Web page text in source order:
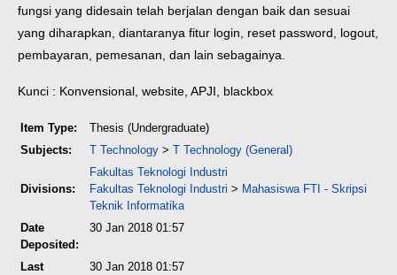
fungsi yang didesain telah berjalan dengan baik dan sesuai
yang diharapkan, diantaranya fitur login, reset password, logout,
pembayaran, pemesanan, dan lain sebagainya.
Kunci : Konvensional, website, APJI, blackbox
Item Type:
Thesis (Undergraduate)
Subjects:
T Technology > T Technology (General)
Divisions:
Fakultas Teknologi Industri
Fakultas Teknologi Industri > Mahasiswa FTI - Skripsi
Teknik Informatika
Date
Deposited:
30 Jan 2018 01:57
Last
30 Jan 2018 01:57